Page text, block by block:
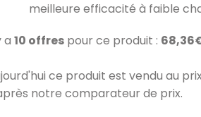
meilleure efficacité à faible
a 10 offres pour ce produit :
ce produit est vendu au
notre comparateur de prix.